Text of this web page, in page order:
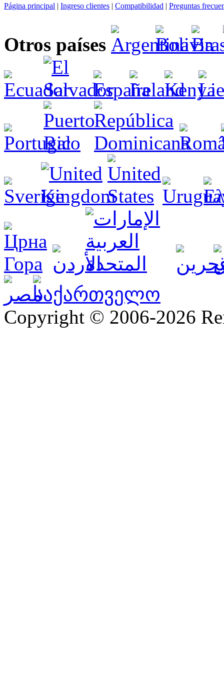
Página principal | Ingreso clientes | Compatibilidad | Preguntas
Otros países
Copyright © 2006-2026